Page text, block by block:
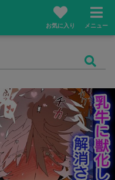
お気に入り メニュー